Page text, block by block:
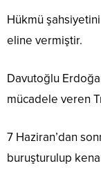
Hükmü
eline vermiştir.
Davutoğlu
mücadele veren
7 Haziran’dan
buruşturulup